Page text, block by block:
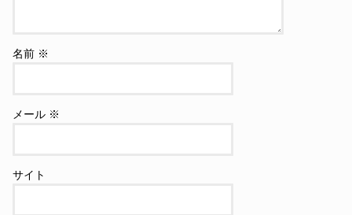
名前 ※
メール ※
サイト